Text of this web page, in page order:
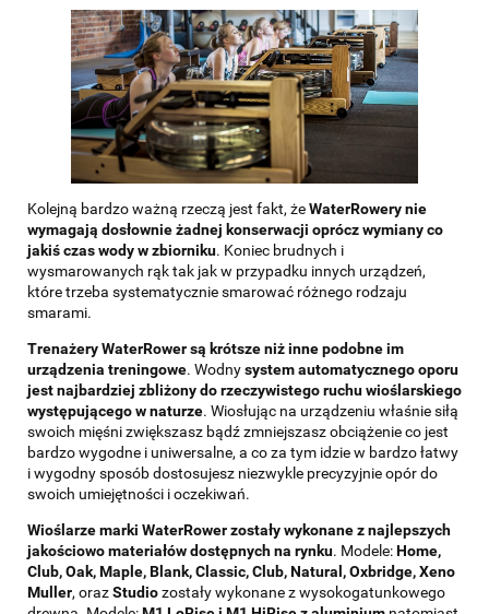
Kolejną bardzo ważną rzeczą jest fakt, żeWaterRowery nie
wymagają dosłownie żadnej konserwacji oprócz wymiany co
jakiś czas wody w zbiorniku. Koniec brudnych i
wysmarowanych rąk tak jak w przypadku innych urządzeń,
które trzeba systematycznie smarować różnego rodzaju
smarami.
Trenażery WaterRower są krótsze niż inne podobne im
urządzenia treningowe. Wodnysystem automatycznego oporu
jest najbardziej zbliżony do rzeczywistego ruchu wioślarskiego
występującego w naturze. Wiosłując na urządzeniu właśnie siłą
swoich mięśni zwiększasz bądź zmniejszasz obciążenie co jest
bardzo wygodne i uniwersalne, a co za tym idzie w bardzo łatwy
i wygodny sposób dostosujesz niezwykle precyzyjnie opór do
swoich umiejętności i oczekiwań.
Wioślarze marki WaterRower zostały wykonane z najlepszych
jakościowo materiałów dostępnych na rynku. Modele:Home,
Club, Oak, Maple, Blank, Classic, Club, Natural, Oxbridge, Xeno
Muller, orazStudiozostały wykonane z wysokogatunkowego